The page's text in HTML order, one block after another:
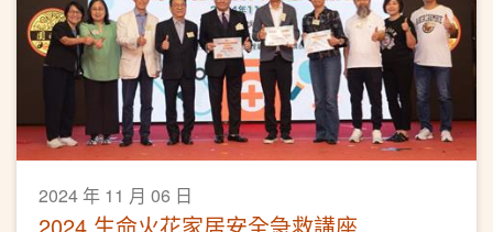
2024 年 11 月 06 日
2024 生命火花家居安全急救講座